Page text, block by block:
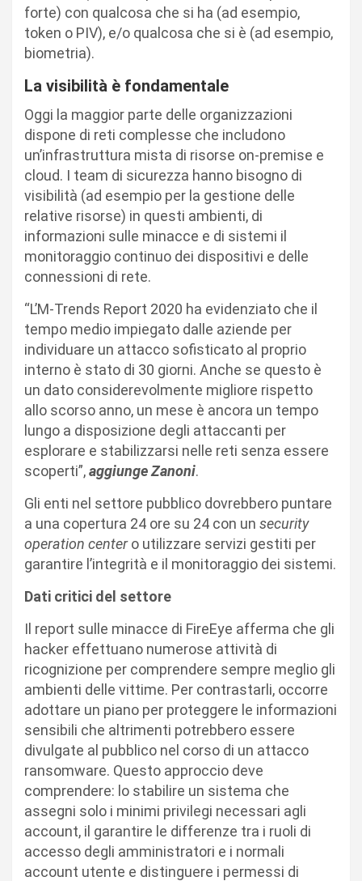
forte) con qualcosa che si ha (ad esempio,
token o PIV), e/o qualcosa che si è (ad esempio,
biometria).
La visibilità è fondamentale
Oggi la maggior parte delle organizzazioni
dispone di reti complesse che includono
un’infrastruttura mista di risorse on-premise e
cloud. I team di sicurezza hanno bisogno di
visibilità (ad esempio per la gestione delle
relative risorse) in questi ambienti, di
informazioni sulle minacce e di sistemi il
monitoraggio continuo dei dispositivi e delle
connessioni di rete.
“L’M-Trends Report 2020 ha evidenziato che il
tempo medio impiegato dalle aziende per
individuare un attacco sofisticato al proprio
interno è stato di 30 giorni. Anche se questo è
un dato considerevolmente migliore rispetto
allo scorso anno, un mese è ancora un tempo
lungo a disposizione degli attaccanti per
esplorare e stabilizzarsi nelle reti senza essere
scoperti”,aggiunge Zanoni.
Gli enti nel settore pubblico dovrebbero puntare
a una copertura 24 ore su 24 con un security
operation centero utilizzare servizi gestiti per
garantire l’integrità e il monitoraggio dei sistemi.
Dati critici del settore
Il report sulle minacce di FireEye afferma che gli
hacker effettuano numerose attività di
ricognizione per comprendere sempre meglio gli
ambienti delle vittime. Per contrastarli, occorre
adottare un piano per proteggere le informazioni
sensibili che altrimenti potrebbero essere
divulgate al pubblico nel corso di un attacco
ransomware. Questo approccio deve
comprendere: lo stabilire un sistema che
assegni solo i minimi privilegi necessari agli
account, il garantire le differenze tra i ruoli di
accesso degli amministratori e i normali
account utente e distinguere i permessi di